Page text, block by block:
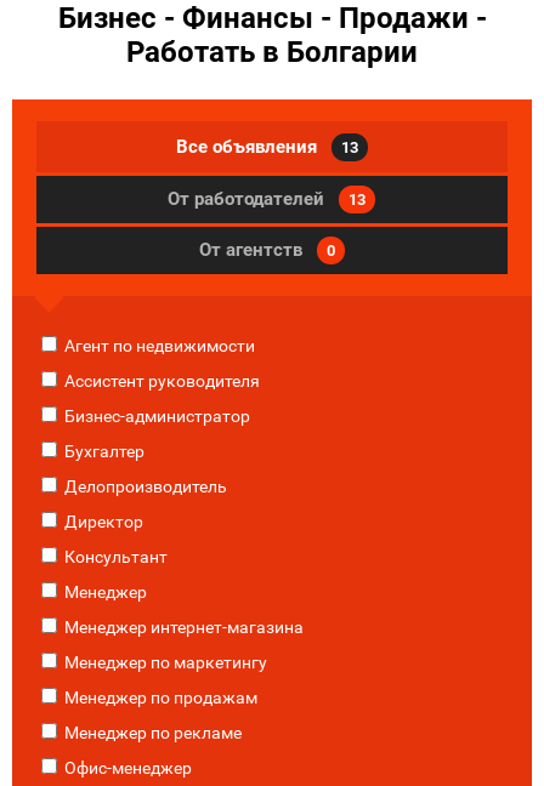
Бизнес - Финансы - Продажи -
Работать в Болгарии
Все объявления 13
От работодателей 13
От агентств 0
Агент по недвижимости
Ассистент руководителя
Бизнес-администратор
Бухгалтер
Делопроизводитель
Директор
Консультант
Менеджер
Менеджер интернет-магазина
Менеджер по маркетингу
Менеджер по продажам
Менеджер по рекламе
Офис-менеджер